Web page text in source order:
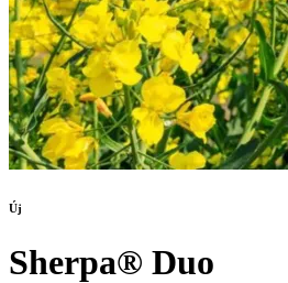
Új
Sherpa® Duo